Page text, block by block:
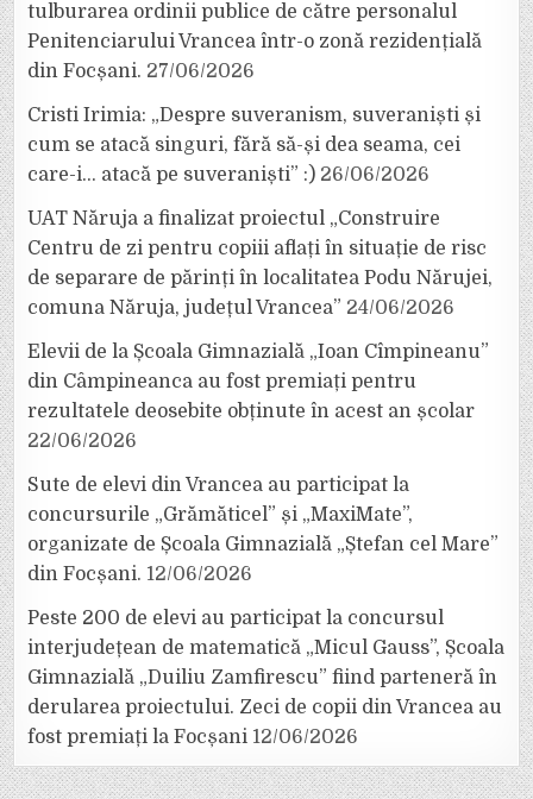
tulburarea ordinii publice de către personalul
Penitenciarului Vrancea într-o zonă rezidențială
din Focșani. 27/06/2026
Cristi Irimia: „Despre suveranism, suveraniști și
cum se atacă singuri, fără să-și dea seama, cei
care-i… atacă pe suveraniști” :) 26/06/2026
UAT Năruja a finalizat proiectul „Construire
Centru de zi pentru copiii aflați în situație de risc
de separare de părinți în localitatea Podu Nărujei,
comuna Năruja, județul Vrancea” 24/06/2026
Elevii de la Școala Gimnazială „Ioan Cîmpineanu”
din Câmpineanca au fost premiați pentru
rezultatele deosebite obținute în acest an școlar
22/06/2026
Sute de elevi din Vrancea au participat la
concursurile „Grămăticel” și „MaxiMate”,
organizate de Școala Gimnazială „Ștefan cel Mare”
din Focșani. 12/06/2026
Peste 200 de elevi au participat la concursul
interjudețean de matematică „Micul Gauss”, Școala
Gimnazială „Duiliu Zamfirescu” fiind parteneră în
derularea proiectului. Zeci de copii din Vrancea au
fost premiați la Focșani 12/06/2026